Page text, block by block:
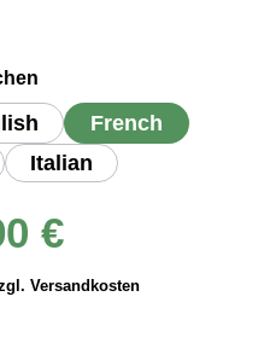
€
Versandkosten
French
Italian